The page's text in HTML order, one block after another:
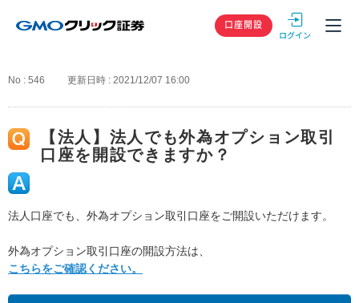
GMOクリック
口座開設
No : 546 更新日時 : 2021/12/07 16:00
【法人】法人でも外為オプション取引
口座を開設できますか？
法人口座でも、外為オプション取引口座をご開設いただけます。
外為オプション取引口座の開設方法は、
こちらをご確認ください。